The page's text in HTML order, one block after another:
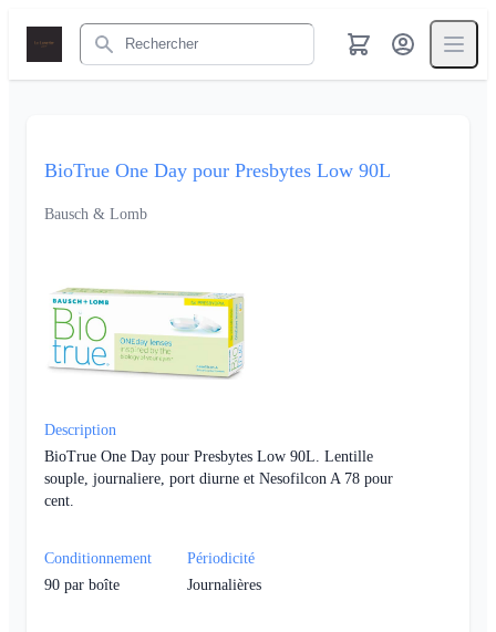
Rechercher
BioTrue One Day pour Presbytes Low 90L
Bausch & Lomb
Description
BioTrue One Day pour Presbytes Low 90L. Lentille
souple, journaliere, port diurne et Nesofilcon A 78 pour
cent.
Conditionnement
90 par boîte
Périodicité
Journalières